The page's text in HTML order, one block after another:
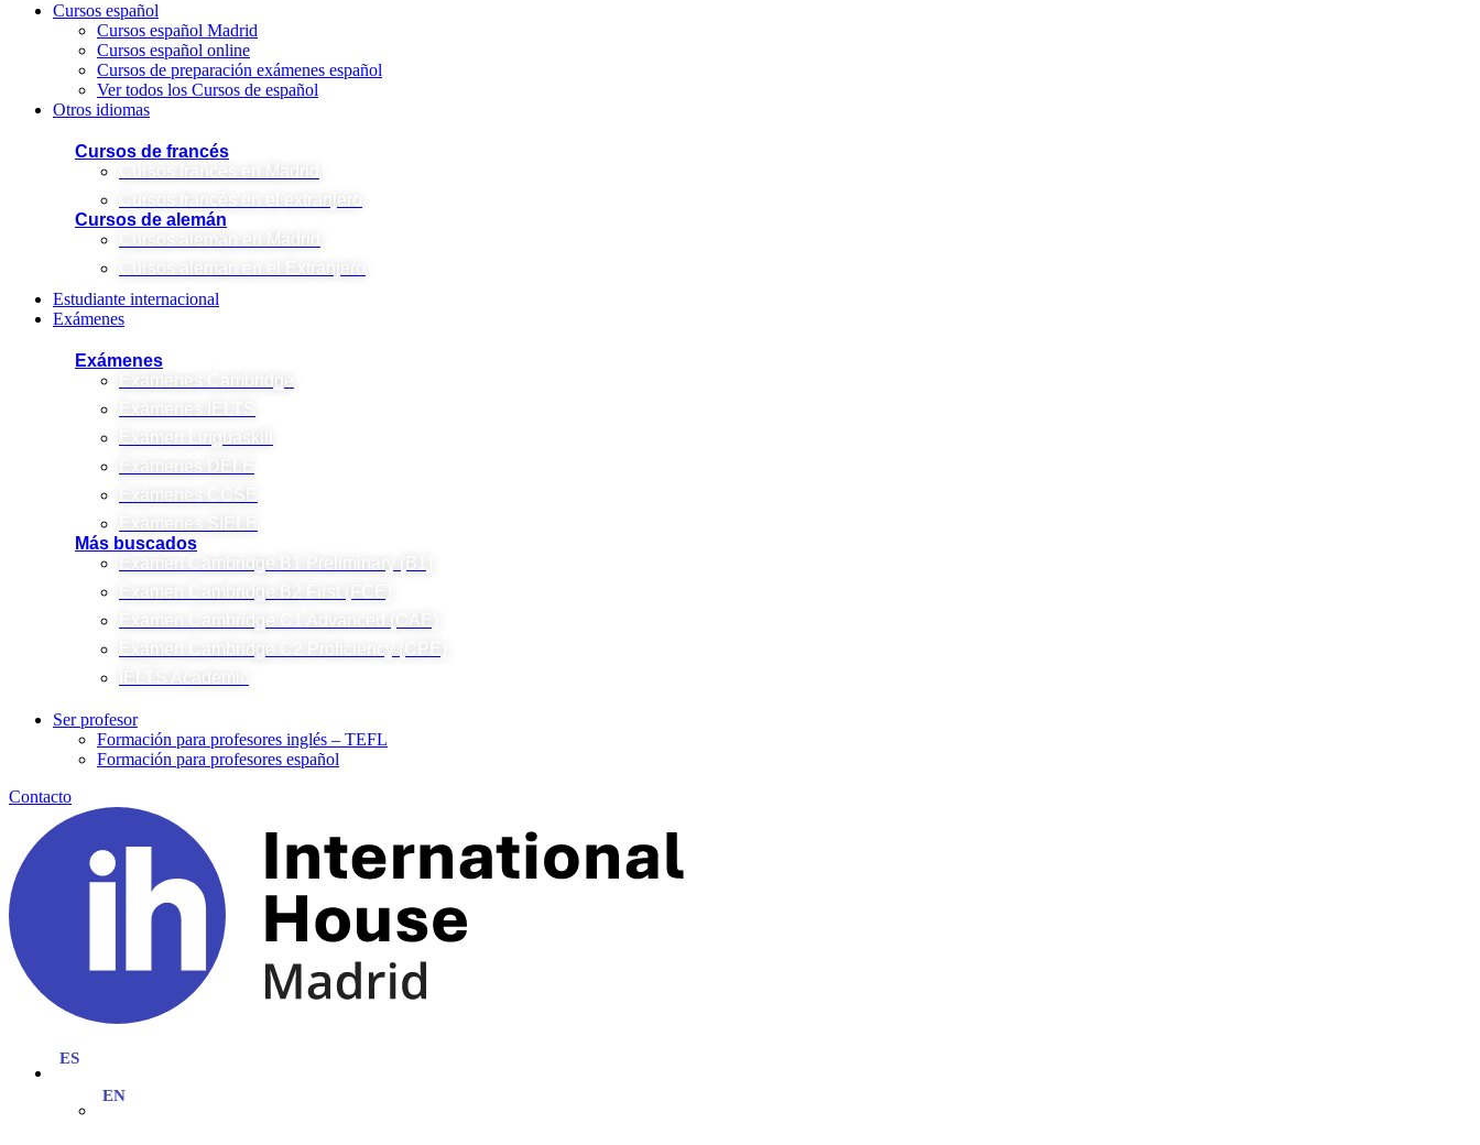
Cursos español
Cursos español Madrid
Cursos español online
Cursos de preparación exámenes español
Ver todos los Cursos de español
Otros idiomas
Cursos de francés
Cursos francés en Madrid
Cursos de alemán
Cursos alemán en Madrid
Cursos alemán en el Extranjero
Estudiante internacional
Exámenes
Exámenes
Exámenes Cambridge
Exámenes IELTS
Examen Linguaskill
Exámenes DELE
Exámenes CCSE
Exámenes SIELE
Más buscados
Examen Cambridge B1 Preliminary (B1)
Examen Cambridge B2 First (FCE)
Examen Cambridge C1 Advanced (CAE)
Examen Cambridge C2 Proficiency (CPE)
IELTS Academic
Ser profesor
Formación para profesores inglés – TEFL
Formación para profesores español
Contacto